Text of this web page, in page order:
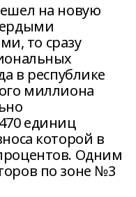
на новую
то сразу
в республике
миллиона
единиц
которой в
Одним
по зоне №3